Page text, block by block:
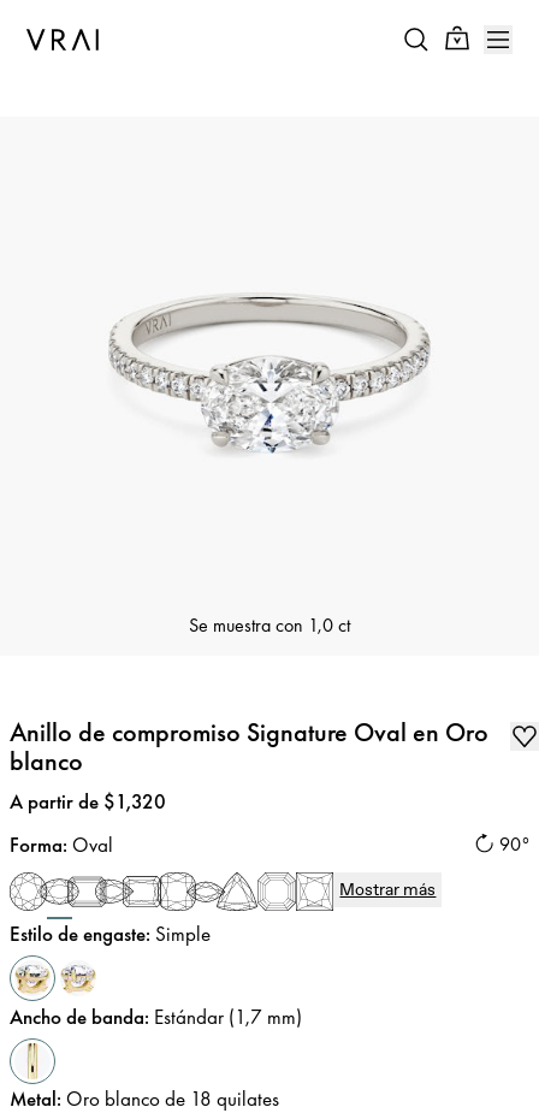
Se muestra con 1,0 ct
Anillo de compromiso Signature Oval en Oro
blanco
Precio:
A partir de $1,320
90°
Forma: Oval
Mostrar más
Estilo de engaste: Simple
Ancho de banda: Estándar (1,7 mm)
Metal: Oro blanco de 18 quilates